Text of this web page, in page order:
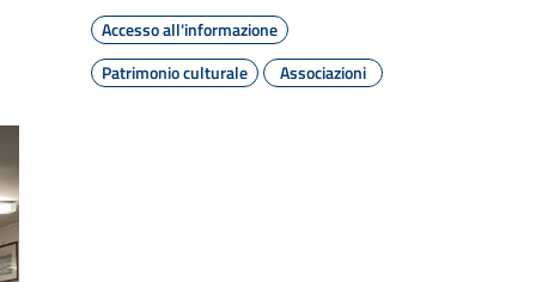
Accesso all'informazione
Patrimonio culturale
Associazioni